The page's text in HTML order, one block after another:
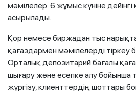
мәмілелер 6 жұмыс күніне
асырылады.
Қор немесе биржадан тыс
қағаздармен мәмілелерді
Орталық депозитарий бағалы
шығару және есепке алу бойынша
жүргізу, клиенттердің шоттары